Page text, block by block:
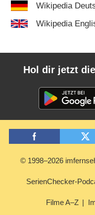
Wikipedia
Wikipedia
Hol dir jetzt die
© 1998–2026
SerienChecker-
Filme A–Z